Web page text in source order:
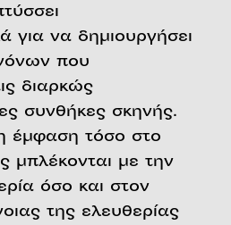
για να δημιουργήσει
που
διαρκώς
συνθήκες σκηνής.
έμφαση τόσο στο
μπλέκονται με την
όσο και στον
της ελευθερίας